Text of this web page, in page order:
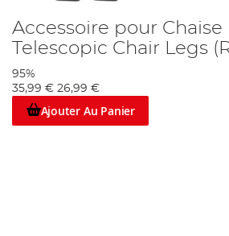
Accessoire pour Chaise
Telescopic Chair Legs
95%
35,99 € 26,99 €
Ajouter Au Panier